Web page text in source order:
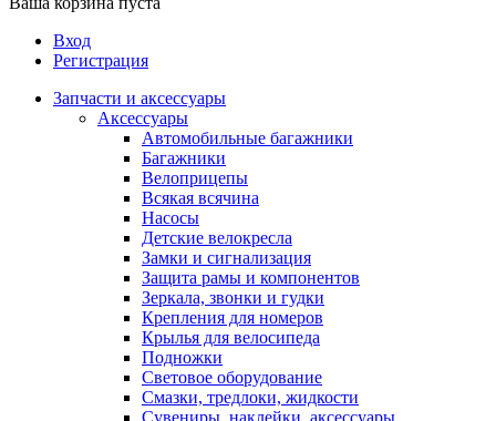
Вход
Регистрация
Запчасти и аксессуары
Аксессуары
Автомобильные багажники
Багажники
Велоприцепы
Всякая всячина
Насосы
Детские велокресла
Замки и сигнализация
Защита рамы и компонентов
Зеркала, звонки и гудки
Крепления для номеров
Крылья для велосипеда
Подножки
Световое оборудование
Смазки, тредлоки, жидкости
Сувениры, наклейки, аксессуары